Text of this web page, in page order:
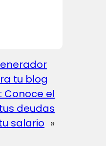
tu blog
Conoce el
deudas
salario »